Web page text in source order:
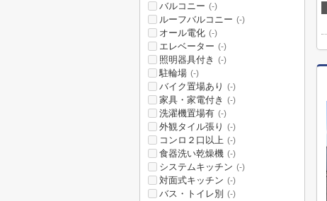
バルコニー (-)
ルーフバルコニー (-)
オール電化 (-)
エレベーター (-)
照明器具付き (-)
駐輪場 (-)
バイク置場あり (-)
家具・家電付き (-)
洗濯機置場有 (-)
外観タイル張り (-)
コンロ２口以上 (-)
食器洗い乾燥機 (-)
システムキッチン (-)
対面式キッチン (-)
バス・トイレ別 (-)